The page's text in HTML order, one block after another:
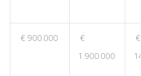
€ 900.000
€
1.900.000
€